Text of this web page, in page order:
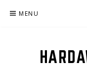
MENU